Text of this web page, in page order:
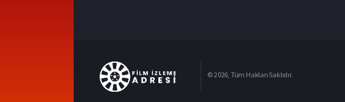
© 2026, Tüm Hakları Saklıdır.